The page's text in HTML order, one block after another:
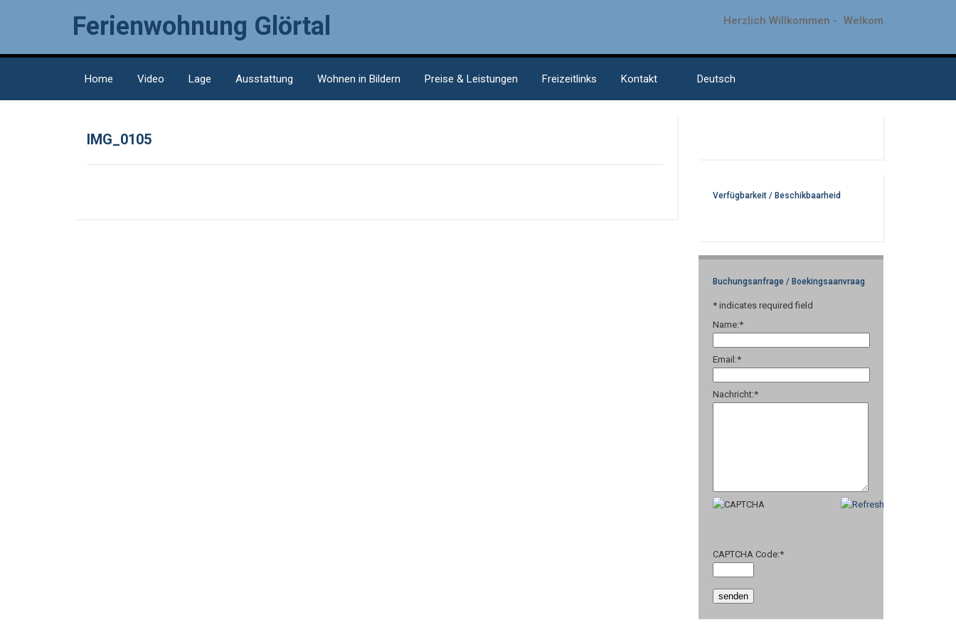
Ferienwohnung Glörtal Herzlich Willkommen - Welkom
Home Video Lage Ausstattung Wohnen in Bildern Preise & Leistungen Freizeitlinks Kontakt Deutsch
IMG_0105
Verfügbarkeit / Beschikbaarheid
Buchungsanfrage / Boekingsaanvraag
* indicates required field
Name:*
Email:*
Nachricht:*
CAPTCHA Code:*